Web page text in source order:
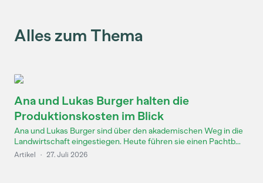
Alles zum Thema
Ana und Lukas Burger halten die
Produktionskosten im Blick
Ana und Lukas Burger sind über den akademischen Weg in die
Landwirtschaft eingestiegen. Heute führen sie einen Pachtb...
Artikel · 27. Juli 2026